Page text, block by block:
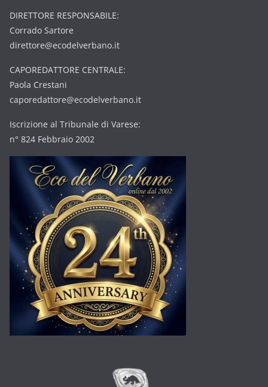
DIRETTORE RESPONSABILE:
Corrado Sartore
direttore@ecodelverbano.it
CAPOREDATTORE CENTRALE:
Paola Crestani
caporedattore@ecodelverbano.it
Iscrizione al Tribunale di Varese:
n° 824 Febbraio 2002